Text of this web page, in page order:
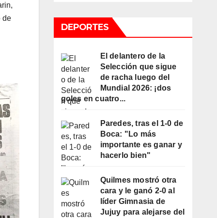
de
DEPORTES
El delantero de la
Selección que sigue
de racha luego del
Mundial 2026: ¡dos
goles en cuatro...
Paredes, tras el 1-0 de
Boca: "Lo más
importante es ganar y
hacerlo bien"
Quilmes mostró otra
cara y le ganó 2-0 al
líder Gimnasia de
Jujuy para alejarse del